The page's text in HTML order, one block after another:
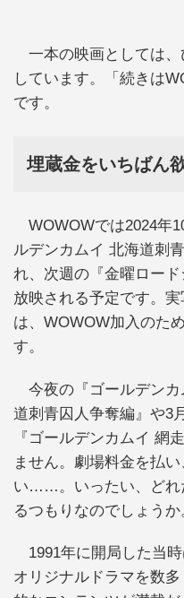
一本の映画としては、
しています。「続きは
です。
埋蔵金をいちばん
WOWOWでは2024年
ルデンカムイ 北海道刺
れ、次週の『金曜ロー
放映される予定です。実
は、WOWOW加入のた
す。
今夜の『ゴールデンカ
道刺青囚人争奪編』や3
『ゴールデンカムイ 網
ません。劇場料金を払
い……。いったい、どれ
るつもりなのでしょうか
1991年に開局した当
オリジナルドラマを数